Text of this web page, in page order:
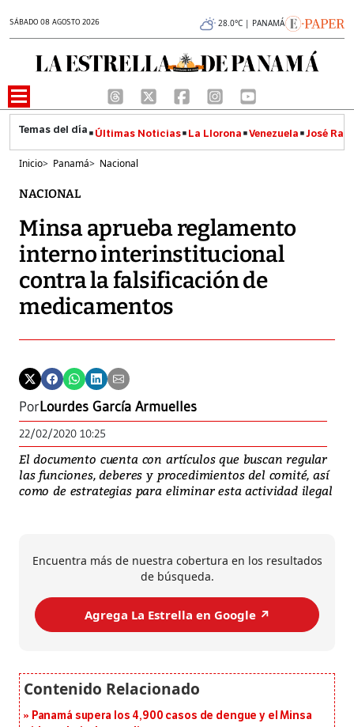
SÁBADO 08 AGOSTO 2026 28.0°C | PANAMÁ
Últimas Noticias La Llorona Venezuela José
Inicio> Panamá> Nacional
NACIONAL
Minsa aprueba reglamento
interno interinstitucional
contra la falsificación de
medicamentos
PorLourdes García Armuelles
22/02/2020 10:25
El documento cuenta con artículos que buscan regular
las funciones, deberes y procedimientos del comité, así
como de estrategias para eliminar esta actividad ilegal
Encuentra más de nuestra cobertura en los resultados
de búsqueda.
Agrega La Estrella en Google ↗️
Panamá supera los 4,900 casos de dengue y el Minsa